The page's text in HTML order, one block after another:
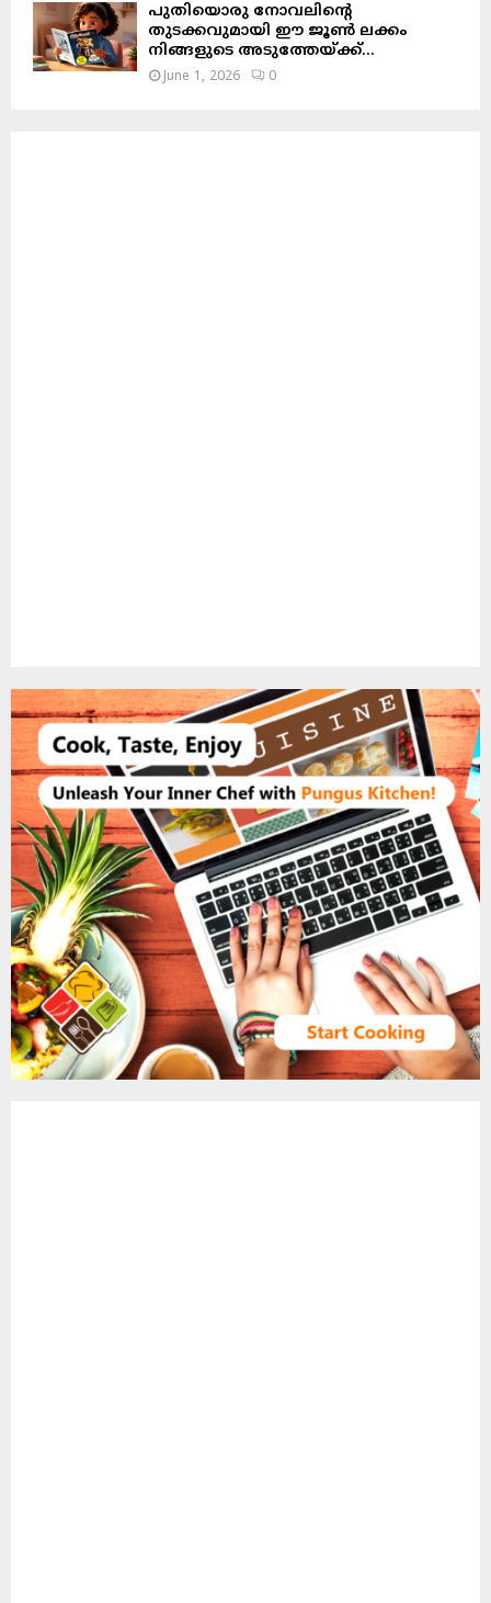
പുതിയൊരു നോവലിന്റെ
തുടക്കവുമായി ഈ ജൂൺ ലക്കം
നിങ്ങളുടെ അടുത്തേയ്ക്ക്…
June 1, 2026 0